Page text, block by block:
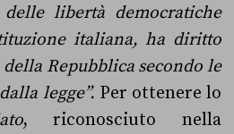
delle libertà democratiche
italiana, ha diritto
Repubblica secondo le
legge”. Per ottenere lo
, riconosciuto nella